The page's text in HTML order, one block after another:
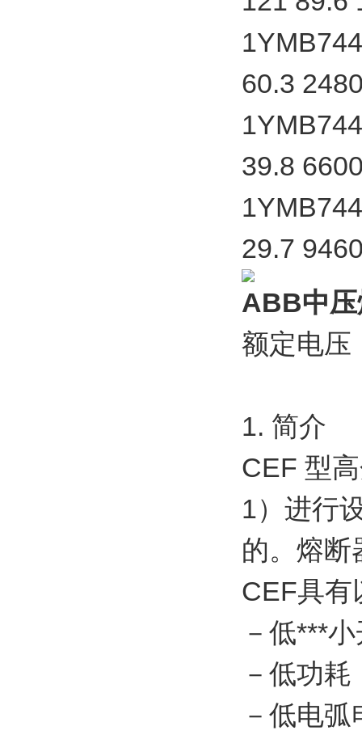
60.3
39.8
29.7
ABB中
额定电压
1. 简介
CEF 型
1）进行
的。熔断
CEF具有
－低***
－低功耗
－低电弧